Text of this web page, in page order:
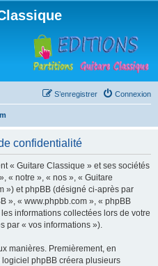
Connexion
S’enregistrer
confidentialité
« Guitare Classique » et ses sociétés
« notre », « nos », « Guitare
») et phpBB (désigné ci-après par
», « www.phpbb.com », « phpBB
informations collectées lors de votre
par « vos informations »).
manières. Premièrement, en
phpBB créera plusieurs